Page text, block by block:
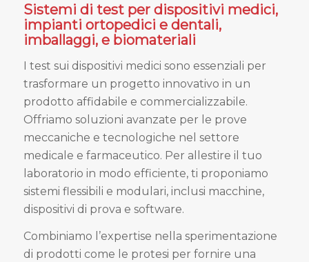
Sistemi di test per dispositivi medici,
impianti ortopedici e dentali,
imballaggi, e biomateriali
I test sui dispositivi medici sono essenziali per
trasformare un progetto innovativo in un
prodotto affidabile e commercializzabile.
Offriamo soluzioni avanzate per le prove
meccaniche e tecnologiche nel settore
medicale e farmaceutico. Per allestire il tuo
laboratorio in modo efficiente, ti proponiamo
sistemi flessibili e modulari, inclusi macchine,
dispositivi di prova e software.
Combiniamo l’expertise nella sperimentazione
di prodotti come le protesi per fornire una